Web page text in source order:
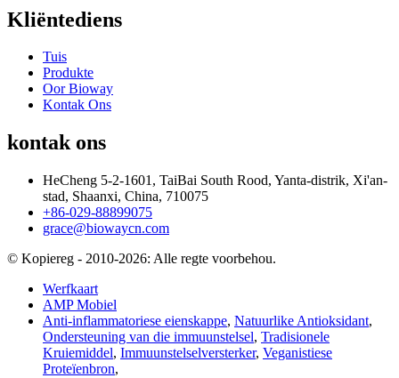
Kliëntediens
Tuis
Produkte
Oor Bioway
Kontak Ons
kontak ons
HeCheng 5-2-1601, TaiBai South Rood, Yanta-distrik, Xi'an-
stad, Shaanxi, China, 710075
+86-029-88899075
grace@biowaycn.com
© Kopiereg - 2010-2026: Alle regte voorbehou.
Werfkaart
AMP Mobiel
Anti-inflammatoriese eienskappe, Natuurlike Antioksidant,
Ondersteuning van die immuunstelsel, Tradisionele
Kruiemiddel, Immuunstelselversterker, Veganistiese
Proteïenbron,